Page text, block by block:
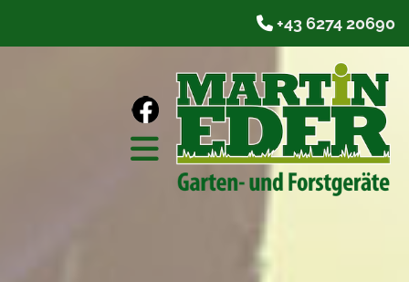
 +43 6274 20690